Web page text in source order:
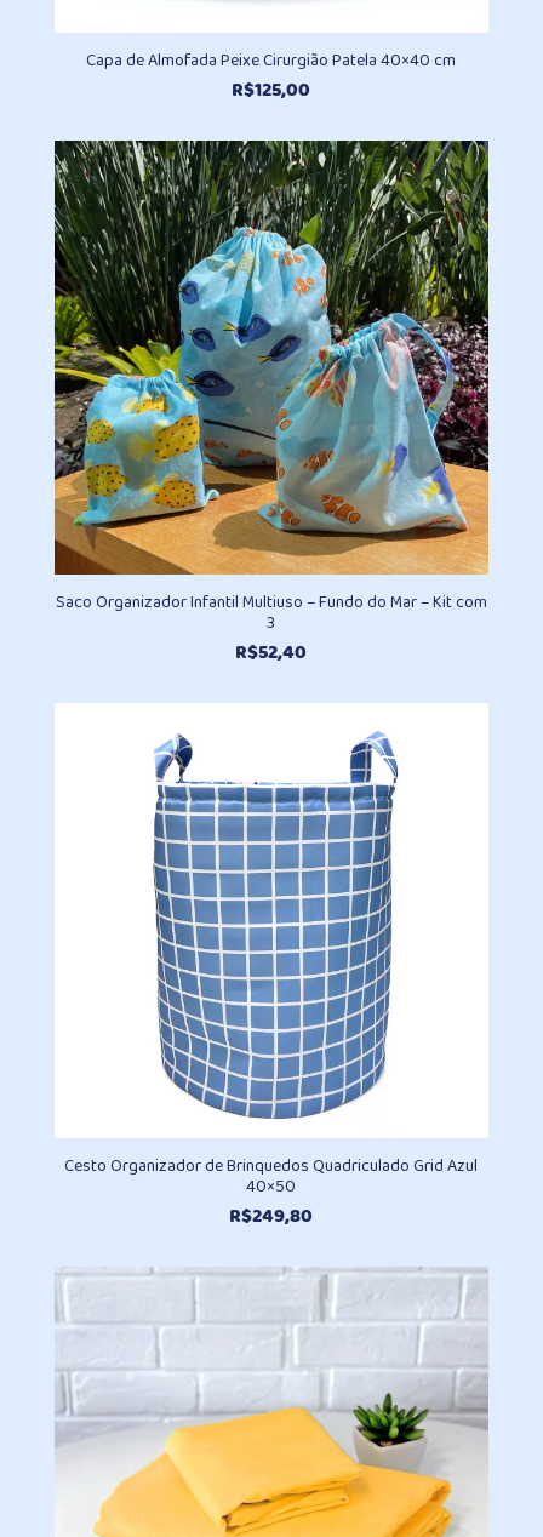
Capa de Almofada Peixe Cirurgião Patela 40×40 cm
R$125,00
Saco Organizador Infantil Multiuso – Fundo do Mar – Kit com
3
R$52,40
Cesto Organizador de Brinquedos Quadriculado Grid Azul
40×50
R$249,80